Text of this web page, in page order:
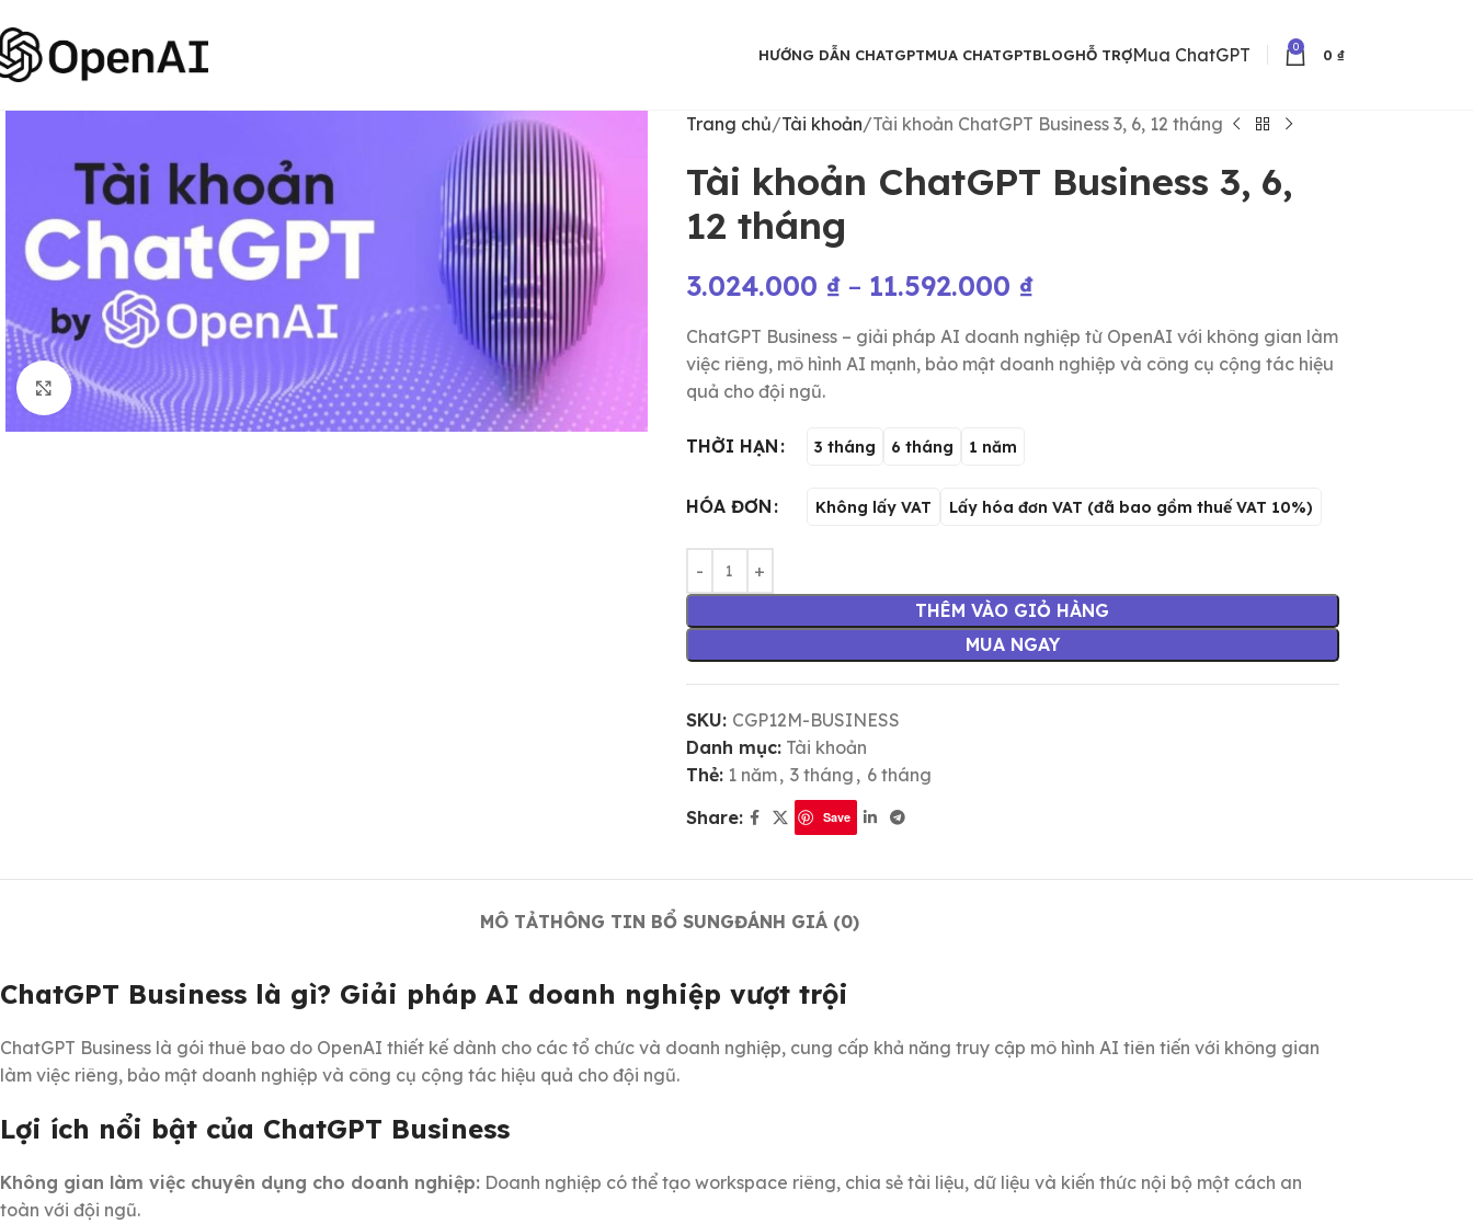
HƯỚNG DẪN CHATGPTMUA CHATGPTBLOGHỖ TRỢMua ChatGPT 0 0 ₫
Click to enlarge
Trang chủ Tài khoản Tài khoản ChatGPT Business 3, 6, 12 tháng
Tài khoản ChatGPT Business 3, 6,
12 tháng
3.024.000 ₫ – 11.592.000 ₫
ChatGPT Business – giải pháp AI doanh nghiệp từ OpenAI với không gian làm
việc riêng, mô hình AI mạnh, bảo mật doanh nghiệp và công cụ cộng tác hiệu
quả cho đội ngũ.
THỜI HẠN 3 tháng 6 tháng 1 năm
HÓA ĐƠN Không lấy VAT Lấy hóa đơn VAT (đã bao gồm thuế VAT 10%)
THÊM VÀO GIỎ HÀNG
MUA NGAY
SKU: CGP12M-BUSINESS
Danh mục: Tài khoản
Thẻ: 1 năm, 3 tháng , 6 tháng
Share:
Save
MÔ TẢTHÔNG TIN BỔ SUNGĐÁNH GIÁ (0)
ChatGPT Business là gì? Giải pháp AI doanh nghiệp vượt trội
ChatGPT Business là gói thuê bao do OpenAI thiết kế dành cho các tổ chức và doanh nghiệp, cung cấp khả năng truy cập mô hình AI tiên tiến với không gian
làm việc riêng, bảo mật doanh nghiệp và công cụ cộng tác hiệu quả cho đội ngũ.
Lợi ích nổi bật của ChatGPT Business
Không gian làm việc chuyên dụng cho doanh nghiệp: Doanh nghiệp có thể tạo workspace riêng, chia sẻ tài liệu, dữ liệu và kiến thức nội bộ một cách an
toàn với đội ngũ.